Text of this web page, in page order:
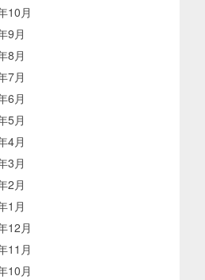
10月
9月
8月
7月
6月
5月
4月
3月
2月
1月
12月
11月
10月